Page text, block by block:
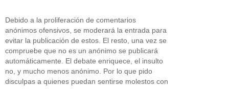
Debido a la proliferación de comentarios
anónimos ofensivos, se moderará la entrada para
evitar la publicación de estos. El resto, una vez se
compruebe que no es un anónimo se publicará
automáticamente. El debate enriquece, el insulto
no, y mucho menos anónimo. Por lo que pido
disculpas a quienes puedan sentirse molestos con